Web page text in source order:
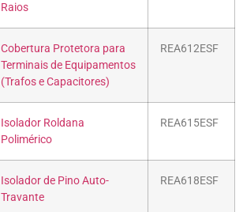
Raios
Cobertura Protetora para
Terminais de Equipamentos
(Trafos e Capacitores)
REA612ESF
Isolador Roldana
Polimérico
REA615ESF
Isolador de Pino Auto-
Travante
REA618ESF